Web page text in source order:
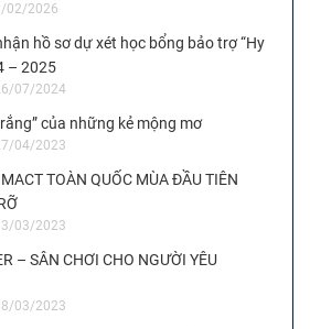
02/2026
hồ sơ dự xét học bổng bảo trợ “Hy
– 2025
07/2024
của những kẻ mộng mơ
04/2023
TOÀN QUỐC MÙA ĐẦU TIÊN
03/2023
– SÂN CHƠI CHO NGƯỜI YÊU
03/2023